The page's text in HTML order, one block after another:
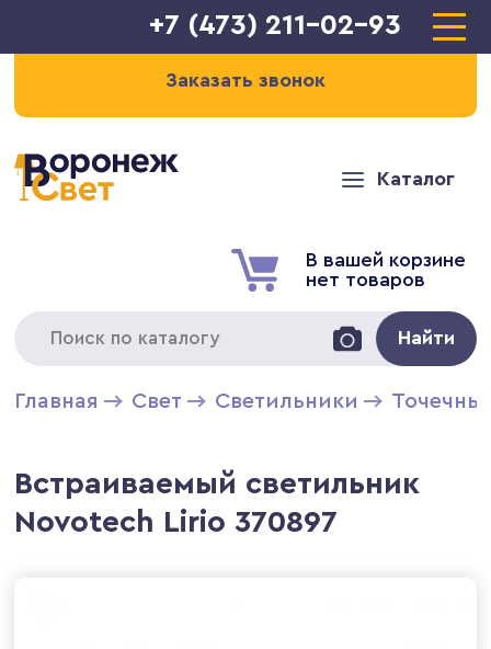
+7 (473) 211-02-93
Заказать звонок
Каталог
В вашей корзине
нет товаров
Найти
Главная Свет Светильники
Встраиваемый светильник
Novotech Lirio 370897